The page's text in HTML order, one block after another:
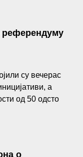
референдуму
су вечерас
а
од 50 одсто
о